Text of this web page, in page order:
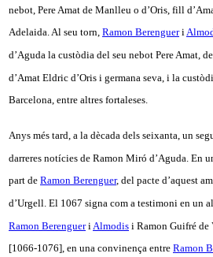
nebot, Pere Amat de Manlleu o d’Oris, fill
Adelaida. Al seu torn, Ramon Berengueri
d’Aguda la custòdia del seu nebot Pere Amat,
d’Amat Eldric d’Oris i germana seva, i la
Barcelona, entre altres fortaleses.
Anys més tard, a la dècada dels seixanta, un
darreres notícies de Ramon Miró d’Aguda. En
part de Ramon Berenguer, del pacte d’aquest
d’Urgell. El 1067 signa com a testimoni en un
Ramon Berengueri Almodis i Ramon Guifré de
[1066-1076], en una convinença entre Ramon